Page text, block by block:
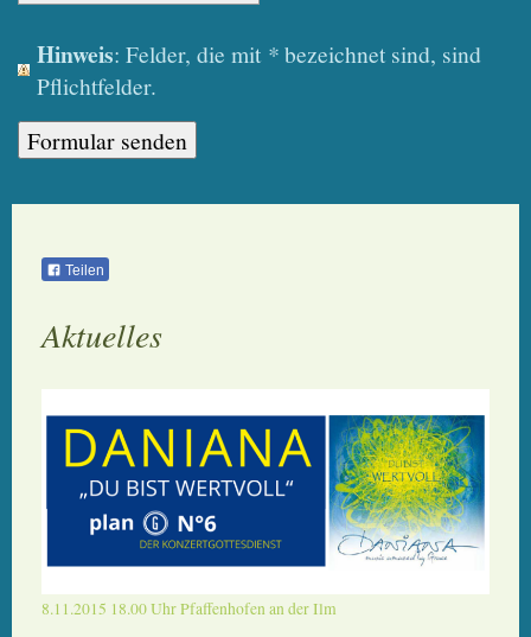
Hinweis : Felder, die mit *bezeichnet sind, sind
Pflichtfelder.
Teilen
Aktuelles
8.11.2015 18.00 Uhr Pfaffenhofen an der Ilm